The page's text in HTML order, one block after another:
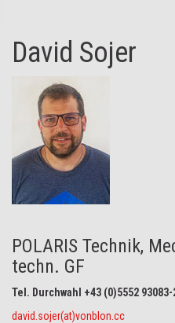
David Sojer
POLARIS Technik,
techn. GF
Tel. Durchwahl +43 (0)5552 93083-
david.sojer(at)vonblon.cc